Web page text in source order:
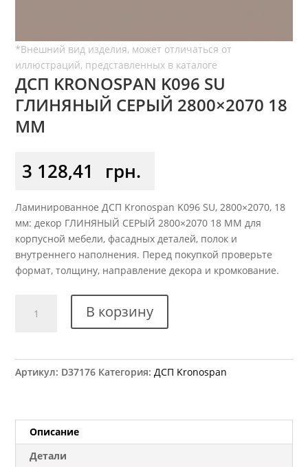
ДСП KRONOSPAN K096 SU
ГЛИНЯНЫЙ СЕРЫЙ 2800×2070 18
ММ
3 128,41 грн.
Ламинированное ДСП Kronospan K096 SU, 2800×2070, 18
мм: декор ГЛИНЯНЫЙ СЕРЫЙ 2800×2070 18 ММ для
корпусной мебели, фасадных деталей, полок и
внутреннего наполнения. Перед покупкой проверьте
формат, толщину, направление декора и кромкование.
товара
SU
2800×2070
18
ММ
В корзину
Артикул: D37176 Категория: ДСП Kronospan
Описание
Детали